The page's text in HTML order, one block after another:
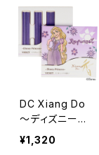
DC Xiang Do
～ディズニープ
リンセス～バイ
オレットの香り
¥1,320